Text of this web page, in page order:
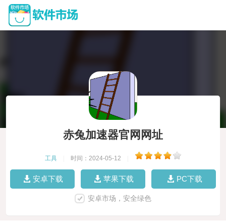
赤兔加速器官网网址
工具 时间：2024-05-12
安卓下载 苹果下载 PC下载
安卓市场，安全绿色